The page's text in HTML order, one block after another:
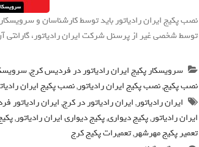
نصب پکیج ایران رادیاتور باید توسط کارشناسان و
توسط شخصی غیر از پرسنل شرکت ایران رادیاتور، گارانتی
سرویسکار پکیج ایران رادیاتور در فردیس کرج,
نصب پکیج,نصب پکیج ایران رادیاتور,نصب پکیج ایران
ایران رادیاتور,ایران رادیاتور در کرج,ایران رادیاتور
ایران رادیاتور,پکیج دیواری,پکیج دیواری ایران رادیاتور,
تعمیر پکیج مهرشهر,تعمیرات پکیج کرج